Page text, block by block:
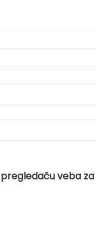
veba